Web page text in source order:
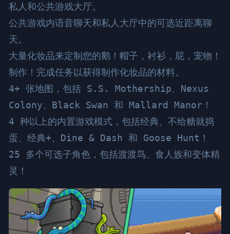
私人和公共游戏大厅。
公共游戏内语音聊天和私人大厅中的可选近距离聊
天。
大量化妆品来定制您的鹅！帽子，衬衫，屁，宠物！
制作！完成任务以获得制作化妆品的材料。
4+ 张地图，包括 S.S. Mothership、Nexus
Colony、Black Swan 和 Mallard Manor！
4 种以上的内置游戏模式，包括经典、不给糖就捣
蛋、经典+、Dine & Dash 和 Goose Hunt！
25 多个可选子角色，包括渡渡鸟、食人族和变体精
灵！